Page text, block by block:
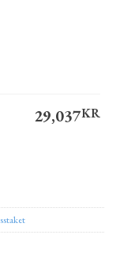
29,037KR
säker lösning för din